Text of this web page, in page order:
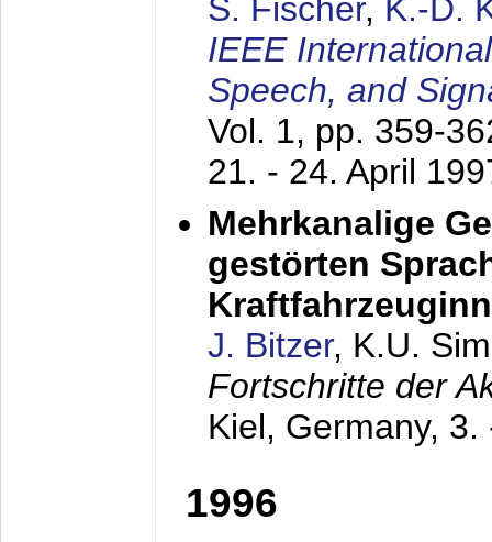
S. Fischer, K.-D.
IEEE
Speech, and
Vol. 1, pp. 359-
21. - 24. April
Mehrkanalige
gestörten
J. Bitzer, K.U.
Fortschritte der
Kiel, Germany, 3.
1996